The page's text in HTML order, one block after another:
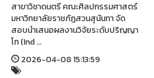
สาขาวิชาดนตรี คณะศิลปกรรมศาสตร์
มหาวิทยาลัยราชภัฏสวนสุนันทา จัด
สอบนำเสนอผลงานวิจัยระดับปริญญา
โท (Ind ...
2026-04-08 15:13:59